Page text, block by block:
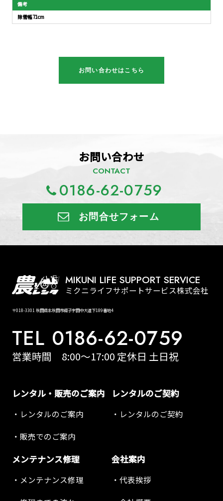
備考
除雪幅71cm
お問い合わせはこちら
お問い合わせ
CONTACT
0186-62-0759
お問合せフォーム
MIKUNI LIFE SUPPORT SERVICE
ミクニライフサポートサービス株式会社
〒018-3301 秋田県北秋田市綴子字田中大道下189番地4
TEL 0186-62-0759
営業時間 8:00～17:00 定休日 土日祝
レンタル・販売のご案内
レンタルのご案内
販売でのご案内
レンタルのご契約
レンタルのご契約
メンテナンス修理
メンテナンス修理
会社案内
代表挨拶